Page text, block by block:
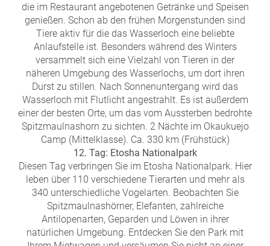
die im Restaurant angebotenen Getränke und Speisen
genießen. Schon ab den frühen Morgenstunden sind
Tiere aktiv für die das Wasserloch eine beliebte
Anlaufstelle ist. Besonders während des Winters
versammelt sich eine Vielzahl von Tieren in der
näheren Umgebung des Wasserlochs, um dort ihren
Durst zu stillen. Nach Sonnenuntergang wird das
Wasserloch mit Flutlicht angestrahlt. Es ist außerdem
einer der besten Orte, um das vom Aussterben bedrohte
Spitzmaulnashorn zu sichten. 2 Nächte im Okaukuejo
Camp (Mittelklasse). Ca. 330 km (Frühstück)
12. Tag: Etosha Nationalpark
Diesen Tag verbringen Sie im Etosha Nationalpark. Hier
leben über 110 verschiedene Tierarten und mehr als
340 unterschiedliche Vogelarten. Beobachten Sie
Spitzmaulnashörner, Elefanten, zahlreiche
Antilopenarten, Geparden und Löwen in ihrer
natürlichen Umgebung. Entdecken Sie den Park mit